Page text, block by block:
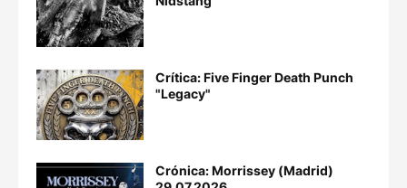
Crítica: Five Finger Death Punch
"Legacy"
Crónica: Morrissey (Madrid)